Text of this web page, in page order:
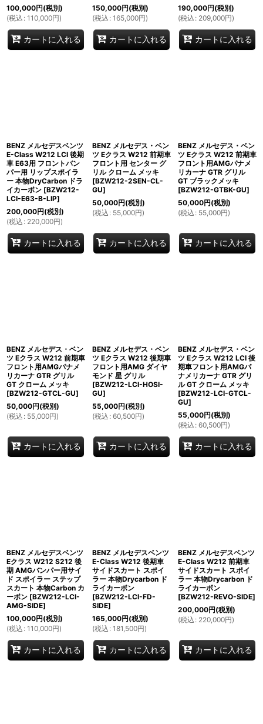
100,000円(税別)
(税込 : 110,000円)
カートに入れる
150,000円(税別)
(税込 : 165,000円)
カートに入れる
190,000円(税別)
(税込 : 209,000円)
カートに入れる
BENZ メルセデスベンツ
E-Class W212 LCI 後期
車 E63用 フロントバン
パー用 リップスポイラ
ー 本物DryCarbon ドラ
イカーボン [BZW212-
LCI-E63-B-LIP]
200,000円(税別)
(税込 : 220,000円)
カートに入れる
BENZ メルセデス・ベン
ツ Eクラス W212 前期車
フロント用 センター グ
リル クローム メッキ
[BZW212-2SEN-CL-
GU]
50,000円(税別)
(税込 : 55,000円)
カートに入れる
BENZ メルセデス・ベン
ツ Eクラス W212 前期車
フロント用AMGパナメ
リカーナ GTR グリル
GT ブラックメッキ
[BZW212-GTBK-GU]
50,000円(税別)
(税込 : 55,000円)
カートに入れる
BENZ メルセデス・ベン
ツ Eクラス W212 前期車
フロント用AMGパナメ
リカーナ GTR グリル
GT クローム メッキ
[BZW212-GTCL-GU]
50,000円(税別)
(税込 : 55,000円)
カートに入れる
BENZ メルセデス・ベン
ツ Eクラス W212 後期車
フロント用AMG ダイヤ
モンド 星 グリル
[BZW212-LCI-HOSI-
GU]
55,000円(税別)
(税込 : 60,500円)
カートに入れる
BENZ メルセデス・ベン
ツ Eクラス W212 LCI 後
期車フロント用AMGパ
ナメリカーナ GTR グリ
ル GT クローム メッキ
[BZW212-LCI-GTCL-
GU]
55,000円(税別)
(税込 : 60,500円)
カートに入れる
BENZ メルセデスベンツ
Eクラス W212 S212 後
期 AMGバンパー用サイ
ド スポイラー ステップ
スカート 本物Carbon カ
ーボン [BZW212-LCI-
AMG-SIDE]
100,000円(税別)
(税込 : 110,000円)
カートに入れる
BENZ メルセデスベンツ
E-Class W212 後期車
サイドスカート スポイ
ラー 本物Drycarbon ド
ライカーボン
[BZW212-LCI-FD-
SIDE]
165,000円(税別)
(税込 : 181,500円)
カートに入れる
BENZ メルセデスベンツ
E-Class W212 前期車
サイドスカート スポイ
ラー 本物Drycarbon ド
ライカーボン
[BZW212-REVO-SIDE]
200,000円(税別)
(税込 : 220,000円)
カートに入れる